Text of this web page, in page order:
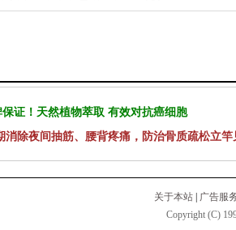
证！天然植物萃取 有效对抗癌细胞
消除夜间抽筋、腰背疼痛，防治骨质疏松立竿
关于本站
广告服
Copyright (C)